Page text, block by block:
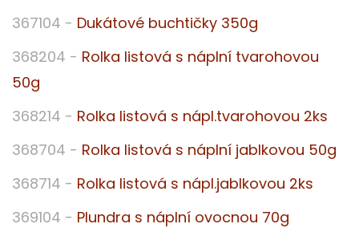
367104 - Dukátové buchtičky 350g
368204 - Rolka listová s náplní tvarohovou
50g
368214 - Rolka listová s nápl.tvarohovou 2ks
368704 - Rolka listová s náplní jablkovou 50g
368714 - Rolka listová s nápl.jablkovou 2ks
369104 - Plundra s náplní ovocnou 70g